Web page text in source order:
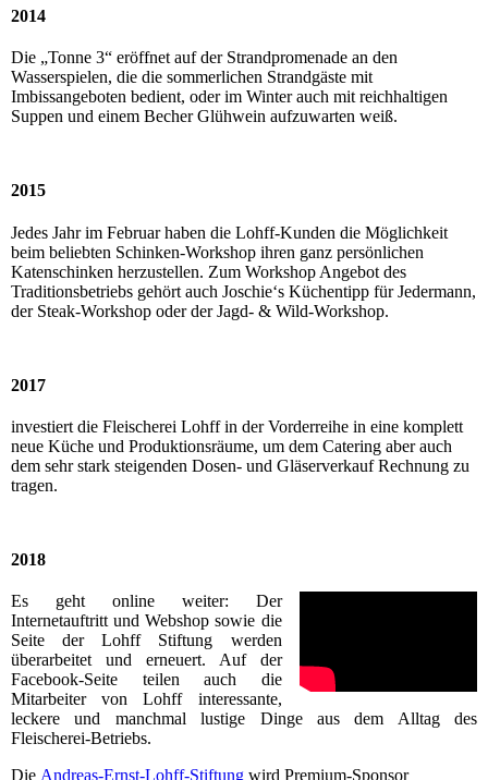
2014
Die „Tonne 3“ eröffnet auf der Strandpromenade an den
Wasserspielen, die die sommerlichen Strandgäste mit
Imbissangeboten bedient, oder im Winter auch mit reichhaltigen
Suppen und einem Becher Glühwein aufzuwarten weiß.
2015
Jedes Jahr im Februar haben die Lohff-Kunden die Möglichkeit
beim beliebten Schinken-Workshop ihren ganz persönlichen
Katenschinken herzustellen. Zum Workshop Angebot des
Traditionsbetriebs gehört auch Joschie‘s Küchentipp für Jedermann,
der Steak-Workshop oder der Jagd- & Wild-Workshop.
2017
investiert die Fleischerei Lohff in der Vorderreihe in eine komplett
neue Küche und Produktionsräume, um dem Catering aber auch
dem sehr stark steigenden Dosen- und Gläserverkauf Rechnung zu
tragen.
2018
Es geht online weiter: Der
Internetauftritt und Webshop sowie die
Seite der Lohff Stiftung werden
überarbeitet und erneuert. Auf der
Facebook-Seite teilen auch die
Mitarbeiter von Lohff interessante,
leckere und manchmal lustige Dinge aus dem Alltag des
Fleischerei-Betriebs.
Die Andreas-Ernst-Lohff-Stiftung wird Premium-Sponsor